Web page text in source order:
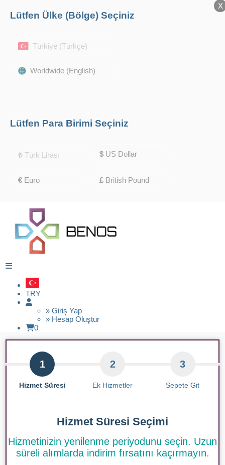
X
Lütfen Ülke (Bölge) Seçiniz
Türkiye (Türkçe)
Worldwide (English)
X
Lütfen Para Birimi Seçiniz
₺ Türk Lirası $ US Dollar
€ Euro £ British Pound
TRY
» Giriş Yap
» Hesap Oluştur
0
1
Hizmet Süresi
2
Ek Hizmetler
3
Sepete Git
Hizmet Süresi Seçimi
Hizmetinizin yenilenme periyodunu seçin. Uzun
süreli alımlarda indirim fırsatını kaçırmayın.